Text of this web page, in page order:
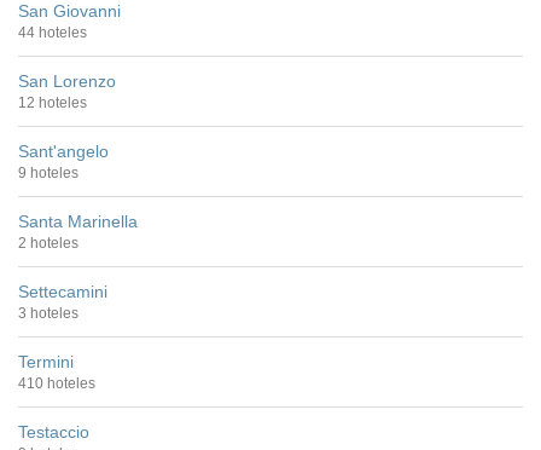
San Giovanni
44 hoteles
San Lorenzo
12 hoteles
Sant'angelo
9 hoteles
Santa Marinella
2 hoteles
Settecamini
3 hoteles
Termini
410 hoteles
Testaccio